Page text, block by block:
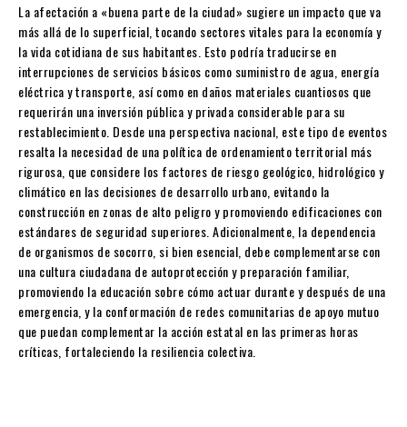
La afectación a «buena parte de la ciudad» sugiere un impacto que va
más allá de lo superficial, tocando sectores vitales para la economía y
la vida cotidiana de sus habitantes. Esto podría traducirse en
interrupciones de servicios básicos como suministro de agua, energía
eléctrica y transporte, así como en daños materiales cuantiosos que
requerirán una inversión pública y privada considerable para su
restablecimiento. Desde una perspectiva nacional, este tipo de eventos
resalta la necesidad de una política de ordenamiento territorial más
rigurosa, que considere los factores de riesgo geológico, hidrológico y
climático en las decisiones de desarrollo urbano, evitando la
construcción en zonas de alto peligro y promoviendo edificaciones con
estándares de seguridad superiores. Adicionalmente, la dependencia
de organismos de socorro, si bien esencial, debe complementarse con
una cultura ciudadana de autoprotección y preparación familiar,
promoviendo la educación sobre cómo actuar durante y después de una
emergencia, y la conformación de redes comunitarias de apoyo mutuo
que puedan complementar la acción estatal en las primeras horas
críticas, fortaleciendo la resiliencia colectiva.